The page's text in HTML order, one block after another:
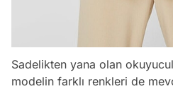
Sadelikten yana olan
modelin farklı renkleri de